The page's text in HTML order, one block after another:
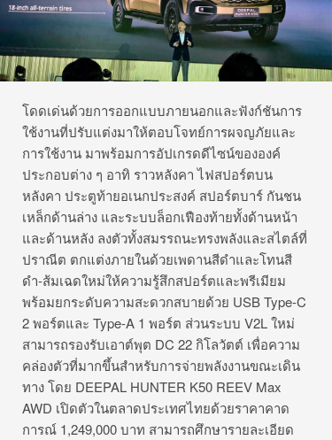
โดดเด่นด้วยการออกแบบภายนอกและฟังก์ชันการ
ใช้งานที่ปรับแต่งมาให้ตอบโจทย์การผจญภัยและ
การใช้งาน มาพร้อมการอัปเกรดดีไซน์ขององค์
ประกอบต่าง ๆ อาทิ ราวหลังคา ไฟสปอร์ตบน
หลังคา ประตูท้ายอเนกประสงค์ สปอร์ตบาร์ กันชน
เหล็กด้านล่าง และระบบล็อกเฟืองท้ายทั้งด้านหน้า
และด้านหลัง ลงตัวทั้งสมรรถนะทรงพลังและสไตล์ที่
ปราณีต ตกแต่งภายในด้วยเพดานสีดำและโทนสี
ดำ-ส้มเฉดใหม่ให้ความรู้สึกสปอร์ตและพรีเมียม
พร้อมยกระดับความสะดวกสบายด้วย USB Type-C
2 พอร์ตและ Type-A 1 พอร์ต ส่วนระบบ V2L ใหม่
สามารถรองรับเอาต์พุต DC 22 กิโลวัตต์ เพื่อความ
คล่องตัวที่มากขึ้นสำหรับการจ่ายพลังงานขณะเดิน
ทาง โดย DEEPAL HUNTER K50 REEV Max
AWD เปิดตัวในตลาดประเทศไทยด้วยราคาคาด
การณ์ 1,249,000 บาท สามารถศึกษารายละเอียด